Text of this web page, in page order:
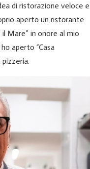
di ristorazione veloce e
aperto un ristorante
il Mare” in onore al mio
aperto “Casa
pizzeria.